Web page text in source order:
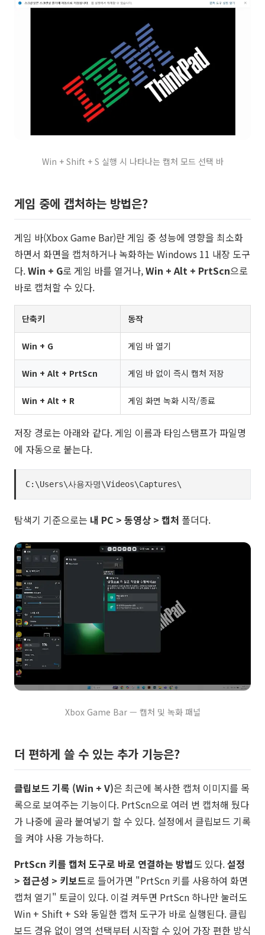
Win + Shift + S 실행 시 나타나는 캡처 모드 선택 바
게임 중에 캡처하는 방법은?
게임 바(Xbox Game Bar)란 게임 중 성능에 영향을 최소화
하면서 화면을 캡처하거나 녹화하는 Windows 11 내장 도구
다.Win + G로 게임 바를 열거나,Win + Alt + PrtScn으로
바로 캡처할 수 있다.
단축키 동작
Win + G 게임 바 열기
Win + Alt + PrtScn 게임 바 없이 즉시 캡처 저장
Win + Alt + R 게임 화면 녹화 시작/종료
저장 경로는 아래와 같다. 게임 이름과 타임스탬프가 파일명
에 자동으로 붙는다.
C:\Users\사용자명\Videos\Captures\
탐색기 기준으로는 내 PC > 동영상 > 캡처 폴더다.
Xbox Game Bar — 캡처 및 녹화 패널
더 편하게 쓸 수 있는 추가 기능은?
클립보드 기록 (Win + V)은 최근에 복사한 캡처 이미지를 목
록으로 보여주는 기능이다. PrtScn으로 여러 번 캡처해 뒀다
가 나중에 골라 붙여넣기 할 수 있다. 설정에서 클립보드 기록
을 켜야 사용 가능하다.
PrtScn 키를 캡처 도구로 바로 연결하는 방법도 있다.설정
> 접근성 > 키보드로 들어가면 "PrtScn 키를 사용하여 화면
캡처 열기" 토글이 있다. 이걸 켜두면 PrtScn 하나만 눌러도
Win + Shift + S와 동일한 캡처 도구가 바로 실행된다. 클립
보드 경유 없이 영역 선택부터 시작할 수 있어 가장 편한 방식